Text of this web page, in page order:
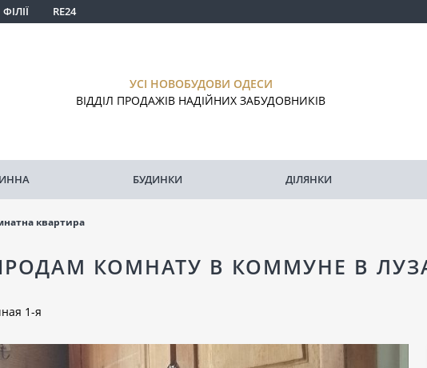
ФІЛІЇ RE24
УСІ НОВОБУДОВИ ОДЕСИ
ВІДДІЛ ПРОДАЖІВ НАДІЙНИХ ЗАБУДОВНИКІВ
БУДИНКИ ДІЛЯНКИ
квартира
КОМНАТУ В КОММУНЕ В
1-я